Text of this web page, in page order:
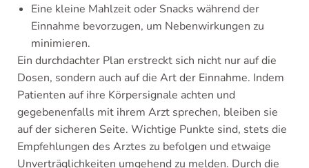
Eine kleine Mahlzeit oder Snacks während der
Einnahme bevorzugen, um Nebenwirkungen zu
minimieren.
Ein durchdachter Plan erstreckt sich nicht nur auf die
Dosen, sondern auch auf die Art der Einnahme. Indem
Patienten auf ihre Körpersignale achten und
gegebenenfalls mit ihrem Arzt sprechen, bleiben sie
auf der sicheren Seite. Wichtige Punkte sind, stets die
Empfehlungen des Arztes zu befolgen und etwaige
Unverträglichkeiten umgehend zu melden. Durch die